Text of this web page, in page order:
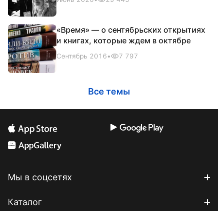
«Время» — о сентябрьских открытиях
и книгах, которые ждем в октябре
Сентябрь 2016• 7 797
Все темы
Мы в соцсетях
Каталог